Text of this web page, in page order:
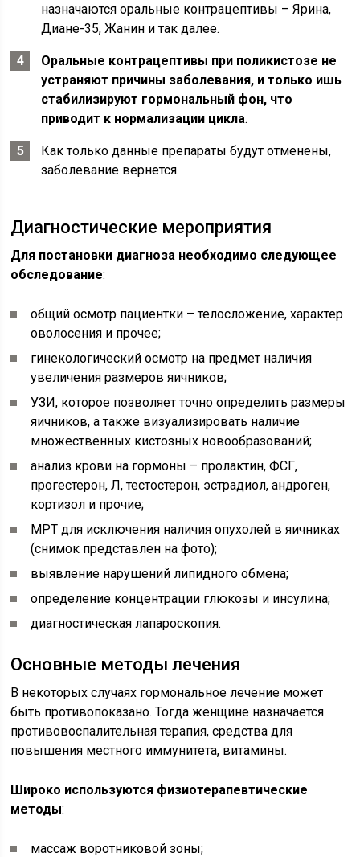
назначаются оральные контрацептивы – Ярина,
Диане-35, Жанин и так далее.
Оральные контрацептивы при поликистозе не
устраняют причины заболевания, и только ишь
стабилизируют гормональный фон, что
приводит к нормализации цикла.
Как только данные препараты будут отменены,
заболевание вернется.
Диагностические мероприятия
Для постановки диагноза необходимо следующее
обследование:
общий осмотр пациентки – телосложение, характер
оволосения и прочее;
гинекологический осмотр на предмет наличия
увеличения размеров яичников;
УЗИ, которое позволяет точно определить размеры
яичников, а также визуализировать наличие
множественных кистозных новообразований;
анализ крови на гормоны – пролактин, ФСГ,
прогестерон, Л, тестостерон, эстрадиол, андроген,
кортизол и прочие;
МРТ для исключения наличия опухолей в яичниках
(снимок представлен на фото);
выявление нарушений липидного обмена;
определение концентрации глюкозы и инсулина;
диагностическая лапароскопия.
Основные методы лечения
В некоторых случаях гормональное лечение может
быть противопоказано. Тогда женщине назначается
противовоспалительная терапия, средства для
повышения местного иммунитета, витамины.
Широко используются физиотерапевтические
методы:
массаж воротниковой зоны;